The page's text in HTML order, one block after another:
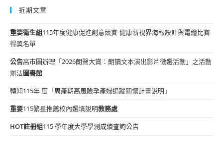
近期文章
重要衛生組115年度健康促進創意競賽-健康新視界海報設計與電繪比賽
得獎名單
公告高市圖辦理「2026朗聲大賞：朗讀文本演出影片徵選活動」之活動
辦法圖書館
轉知115年 度「周產期高風險孕產婦追蹤關懷計畫說明」
重要115繁星推薦校內選填說明教務處
HOT註冊組115 學年度大學學測成績查詢公告